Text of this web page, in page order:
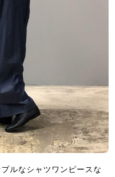
ルなシャツワンピースな